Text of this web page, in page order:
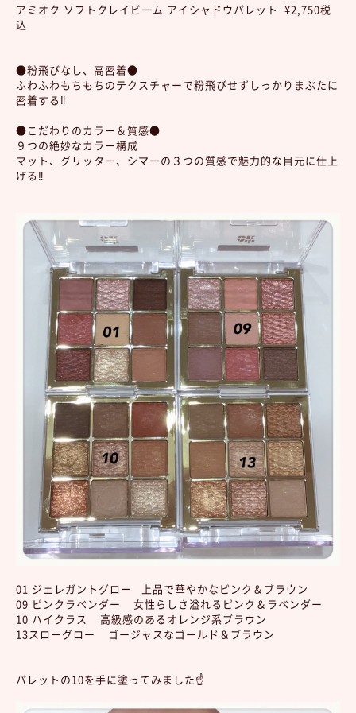
アミオク ソフトクレイビーム アイシャドウパレット ¥2,750税
込
●粉飛びなし、高密着●
ふわふわもちもちのテクスチャーで粉飛びせずしっかりまぶたに
密着する‼︎
●こだわりのカラー＆質感●
９つの絶妙なカラー構成
マット、グリッター、シマーの３つの質感で魅力的な目元に仕上
げる‼︎
01 ジェレガントグロー 上品で華やかなピンク＆ブラウン
09 ピンクラベンダー 女性らしさ溢れるピンク＆ラベンダー
10 ハイクラス 高級感のあるオレンジ系ブラウン
13スローグロー ゴージャスなゴールド＆ブラウン
パレットの10を手に塗ってみました☝️